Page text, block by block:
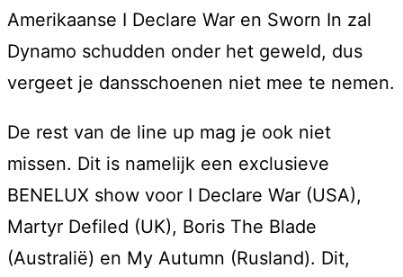
Amerikaanse I Declare War en Sworn In zal
Dynamo schudden onder het geweld, dus
vergeet je dansschoenen niet mee te nemen.
De rest van de line up mag je ook niet
missen. Dit is namelijk een exclusieve
BENELUX show voor I Declare War (USA),
Martyr Defiled (UK), Boris The Blade
(Australië) en My Autumn (Rusland). Dit,